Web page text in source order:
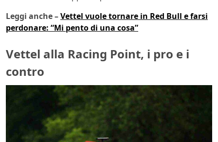
Leggi anche –Vettel vuole tornare in Red Bull e farsi
perdonare: “Mi pento di una cosa”
Vettel alla Racing Point, i pro e i
contro